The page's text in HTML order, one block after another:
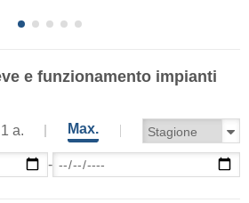
e funzionamento impianti
1 a. Max.
-